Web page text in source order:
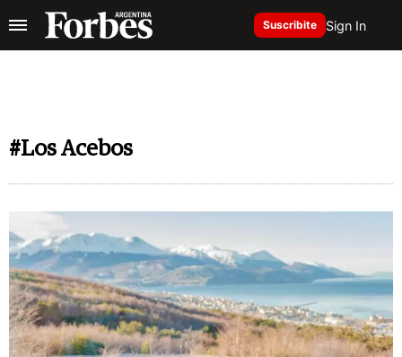
Suscribite Sign In
#Los Acebos